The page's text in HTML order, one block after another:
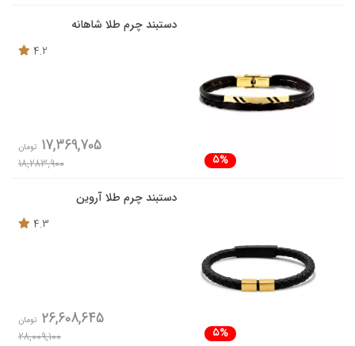
دستبند چرم طلا شاهانه
4.2
5%
17,369,705 تومان
18,283,900
دستبند چرم طلا آروین
4.3
5%
26,608,645 تومان
28,009,100